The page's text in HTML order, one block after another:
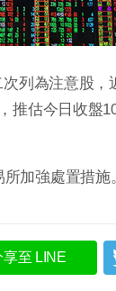
列為注意股
推估今日收盤
加強處置措施
享至 LINE